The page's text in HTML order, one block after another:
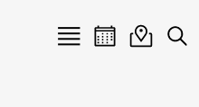
Menu
活動日曆活動地圖
展